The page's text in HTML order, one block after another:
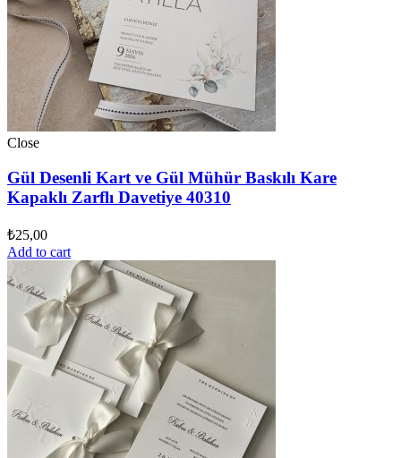
Close
Gül Desenli Kart ve Gül Mühür Baskılı Kare
Kapaklı Zarflı Davetiye 40310
₺25,00
Add to cart